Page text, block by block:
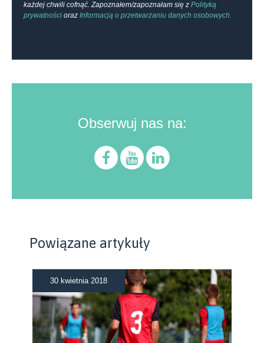
każdej chwili cofnąć. Zapoznałem/zapoznałam się z Polityką
prywatności oraz Informacją o przetwarzaniu danych osobowych.
Obserwuj nas na:
Powiązane artykuły
30 kwietnia 2018